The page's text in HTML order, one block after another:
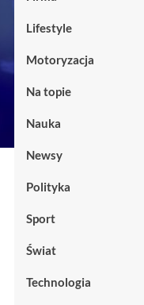
Lifestyle
Motoryzacja
Na topie
Nauka
Newsy
Polityka
Sport
Świat
Technologia